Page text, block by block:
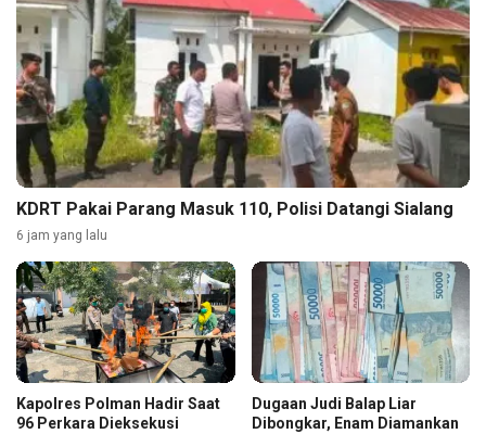
KDRT Pakai Parang Masuk 110, Polisi Datangi Sialang
6 jam yang lalu
Kapolres Polman Hadir Saat
96 Perkara Dieksekusi
Dugaan Judi Balap Liar
Dibongkar, Enam Diamankan